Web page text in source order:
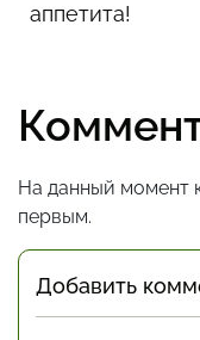
аппетита!
На данный момент
первым.
Добавить